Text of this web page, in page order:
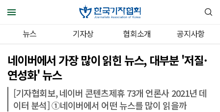
뉴스 기자상 협회소개 공지사항
네이버에서 가장 많이 읽힌 뉴스, 대부분 '저질·
연성화' 뉴스
[기자협회보, 네이버 콘텐츠제휴 73개 언론사 2021년 데
이터 분석] ①네이버에서 어떤 뉴스를 많이 읽을까